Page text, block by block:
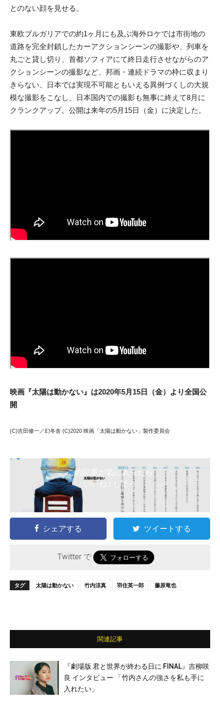
とのない顔を見せる。
東欧ブルガリアでの約1ヶ月にも及ぶ海外ロケでは市街地の
道路を完全封鎖したカーアクションシーンの撮影や、列車を
丸ごと貸し切り、首都ソフィアにて終日走行させながらのア
クションシーンの撮影など、邦画・連続ドラマの枠に収まり
きらない、日本では実現不可能ともいえる異例づくしの大規
模な撮影をこなし、日本国内での撮影も無事に終えて8月に
クランクアップ。公開は来年の5月15日（金）に決定した。
映画『太陽は動かない』は2020年5月15日（金）より全国公
開
(C)吉田修一／幻冬舎 (C)2020 映画「太陽は動かない」製作委員会
この記事が気に入ったら
いいね ! しよう
シェアする ツイートする
Twitter で
タグ 太陽は動かない 竹内涼真 羽住英一郎 藤原竜也
関連記事
『劇場版 君と世界が終わる日に FINAL』吉柳咲
良 インタビュー 「竹内さんの強さを私も手に
入れたい」